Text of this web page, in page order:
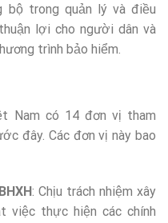
bộ trong quản lý và điều
lợi cho người dân và
trình bảo hiểm.
Nam có 14 đơn vị tham
đây. Các đơn vị này bao
: Chịu trách nhiệm xây
việc thực hiện các chính